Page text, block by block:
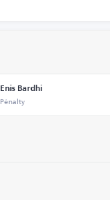
Enis Bardhi
Pénalty